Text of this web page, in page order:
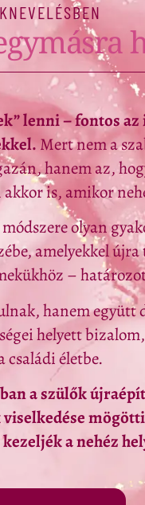
lenni – fontos
Mert nem a
hanem az,
is, amikor
olyan
amelyekkel
–
hanem együtt
helyett
családi életbe.
a szülők
a nehéz